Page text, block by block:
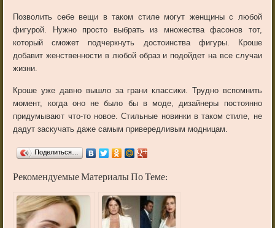
Позволить себе вещи в таком стиле могут женщины с любой
фигурой. Нужно просто выбрать из множества фасонов тот,
который сможет подчеркнуть достоинства фигуры. Кроше
добавит женственности в любой образ и подойдет на все случаи
жизни.
Кроше уже давно вышло за грани классики. Трудно вспомнить
момент, когда оно не было бы в моде, дизайнеры постоянно
придумывают что-то новое. Стильные новинки в таком стиле, не
дадут заскучать даже самым привередливым модницам.
Поделиться…
Рекомендуемые Материалы По Теме: